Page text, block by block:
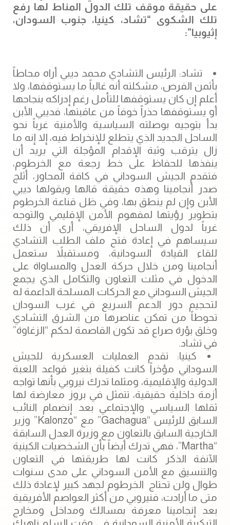
على حقيقة موقف تلك الدول المناط لها رفع
تلك الشكوى “تشاد، كينيا، جنوب السودان،
إثيوبيا”:
تشاد: الرئيس التشادي محمد ديبي أراه محاطاً
بأثمن الفرص، مشكلته أنه غالباً ما يستوقفها، ولا
أعلم إن كان يستوقفها للتأمل رغم إدراكه بنجاحها
أو يستوقفها حذراً خوفاً من عاقبتها، فديبي الأبن
بدأ بتوجيه بوصلته السياسية والأمنية غرباً نحو
الساحل الجديد الذي يتطلع للإنخراط فيه، إلا إنه ما
زال يترقب وثبة الإقدام المؤجلة التي يريد أن
ينفذها للحفاظ على خط رجعة مع الخرطوم،
فتقدم الجيش السوداني في كافة المحاور، أثلج
صدر أنجامينا وهذه حقيقة قالها ويقولها ديبي
الأبن وإن لم ينطق بها، وفي ظل قناعة الخرطوم
بتطوير رؤيتها لمفهوم الأمن الإقليمي والتوجه
غرباً لدول الساحل الإفريقي، أرى أن ذلك
سيساهم في إعادة فتح ملف الطلب التشادي
للقاء القيادة السودانية، ومستقبلاً ستعمل
أنجامينا ومن خلال حركة العدل والمساواة على
الدخول في مثلت التعاون والتكامل الذي يجمع
الجيش السوداني مع الحركات المسلحة الداعمة له
لتحجيم دور الدعم السريع في غرب السودان
تحوطاً من تمكن عناصرها من الشرق التشادي
وخلق بؤرة صراع قد تكون القاصمة لحكم “الزغاوة”
في تشاد.
كينيا: تقدم العمليات العسكرية للجيش
السوداني مؤخراً كانت كفيلة بتغير قواعد اللعبة
الدولية والإقليمية، ومثلما تدرك نيروبي بأنها تواجه
أزمة داخلية حقيقية، تتمثل في بروز معارضة لها
ثقلها السياسي والإجتماعي بعد إنضمام النائب
السابق للرئيس “Gachagua” مع “Kalonzo” وزير
الخارجية السابق بالتعاون مع وزيرة العدل السابقة
“Martha”، فهي تدرك أيضاً بأن الشخصيات الكينية
الآنفة الذكر كانت لها طريقتها في التعاون
والتنسيق مع الأمن السوداني على مدى سنوات
طوال ولن تحتاج الخرطوم لجهد كبير لإعادة ذلك
متى ما أرادت، فنيروبي من أكثر العواصم الأفريقية
بعد إنجامينا معرفة بمسالك ومداخل ومخارج
التركيبة الأمنية السودانية في وقت السلم ناهيك